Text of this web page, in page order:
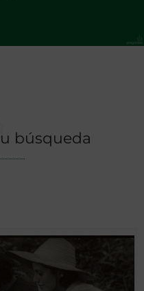
búsqueda